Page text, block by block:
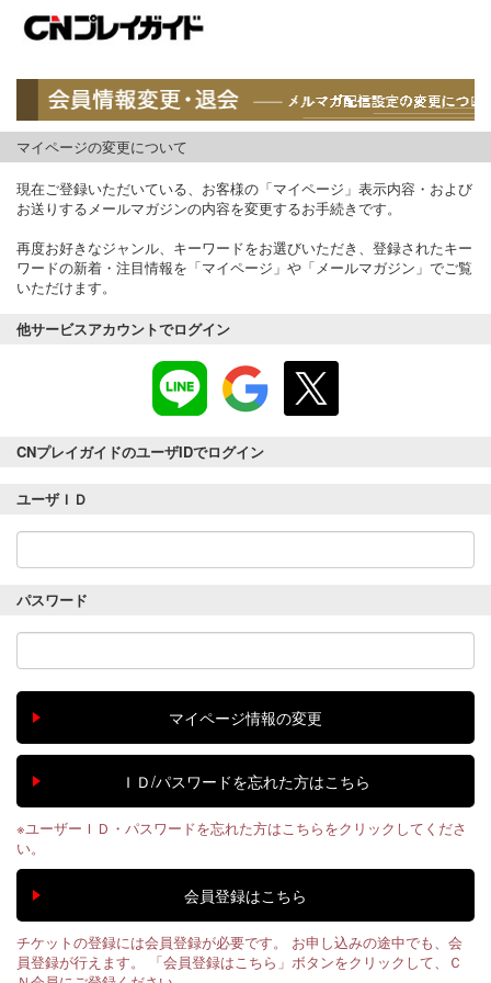
マイページの変更について
現在ご登録いただいている、お客様の「マイページ」表示内容・および
お送りするメールマガジンの内容を変更するお手続きです。
再度お好きなジャンル、キーワードをお選びいただき、登録されたキー
ワードの新着・注目情報を「マイページ」や「メールマガジン」でご覧
いただけます。
他サービスアカウントでログイン
CNプレイガイドのユーザIDでログイン
ユーザＩＤ
パスワード
※ユーザーＩＤ・パスワードを忘れた方はこちらをクリックしてくださ
い。
チケットの登録には会員登録が必要です。 お申し込みの途中でも、会
員登録が行えます。 「会員登録はこちら」ボタンをクリックして、Ｃ